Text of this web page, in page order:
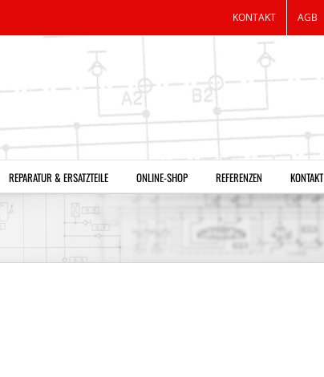
KONTAKT AGB
REPARATUR & ERSATZTEILE ONLINE-SHOP REFERENZEN KONTAKT